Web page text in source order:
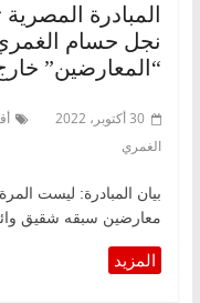
المبادرة
نجل حسام
“المعارضين”
30 أكتوبر، 2022
الغمري
بيان المبادرة: ليست
معارضين سبقه شقيق